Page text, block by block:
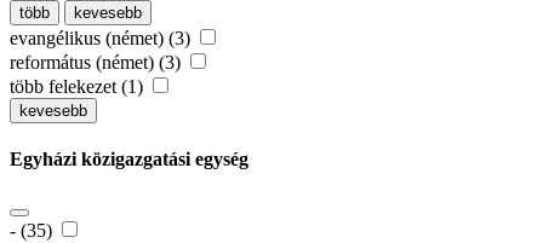
több kevesebb
evangélikus (német) (3)
református (német) (3)
több felekezet (1)
kevesebb
Egyházi közigazgatási egység
- (35)